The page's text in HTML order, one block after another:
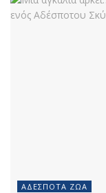
ΑΔΈΣΠΟΤΑ ΖΏΑ